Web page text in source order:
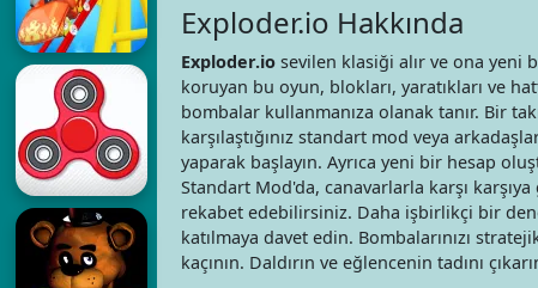
Exploder.io Hakkında
Exploder.iosevilen klasiği alır ve ona yeni
koruyan bu oyun, blokları, yaratıkları ve
bombalar kullanmanıza olanak tanır. Bir
karşılaştığınız standart mod veya
yaparak başlayın. Ayrıca yeni bir hesap
Standart Mod'da, canavarlarla karşı
rekabet edebilirsiniz. Daha işbirlikçi bir
katılmaya davet edin. Bombalarınızı
kaçının. Daldırın ve eğlencenin tadını